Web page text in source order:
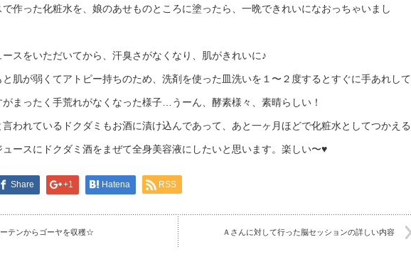
作った化粧水を、娘のあせものところに塗ったら、一晩できれいになおっちゃいまし
スをいただいてから、汗臭さがなくなり、肌がきれいに♪
と肌が弱くてアトピー持ちのため、洗剤を使った皿洗いを１〜２度するとすぐに手あれして
がまったく手荒れがなくなった様子…うーん、酵素様々、素晴らしい！
言われているドクダミもお酒に漬け込んであって、あと一ヶ月ほどで化粧水としてつかえる
ースにドクダミ酒をまぜて全身美容液にしたいと思います。楽しい〜♥
Share +1 Hatena RSS
テンからゴーヤを収穫☆ Ａさんに対して行った脳セッションの詳しい内容